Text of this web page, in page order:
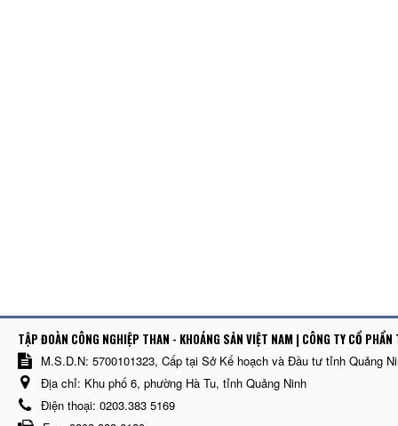
TẬP ĐOÀN CÔNG NGHIỆP THAN - KHOÁNG SẢN VIỆT NAM | CÔNG TY CỔ
M.S.D.N: 5700101323, Cấp tại Sở Kế hoạch và Đầu tư tỉnh Quảng
Địa chỉ: Khu phố 6, phường Hà Tu, tỉnh Quảng Ninh
Điện thoại: 0203.383 5169